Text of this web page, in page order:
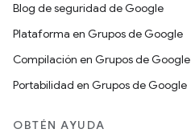
Blog de seguridad de Google
Plataforma en Grupos de Google
Compilación en Grupos de Google
Portabilidad en Grupos de Google
OBTÉN AYUDA